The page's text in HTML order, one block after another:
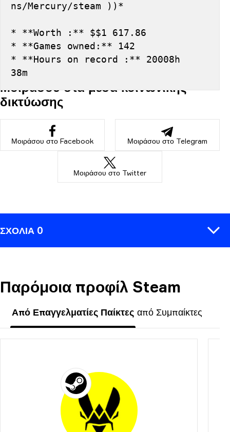
ns/Mercury/steam ))*
* **Worth :** $$1 617.86
* **Games owned:** 142
* **Hours on record :** 20008h
38m
Μοιράσου στα μέσα κοινωνικής
δικτύωσης
Μοιράσου στο Facebook Μοιράσου στο Telegram
Μοιράσου στο Twitter
ΣΧΌΛΙΑ 0
ΣΧΟΛΙΆΣΤΕ
Παρόμοια προφίλ Steam
Από Επαγγελματίες Παίκτες από Συμπαίκτες